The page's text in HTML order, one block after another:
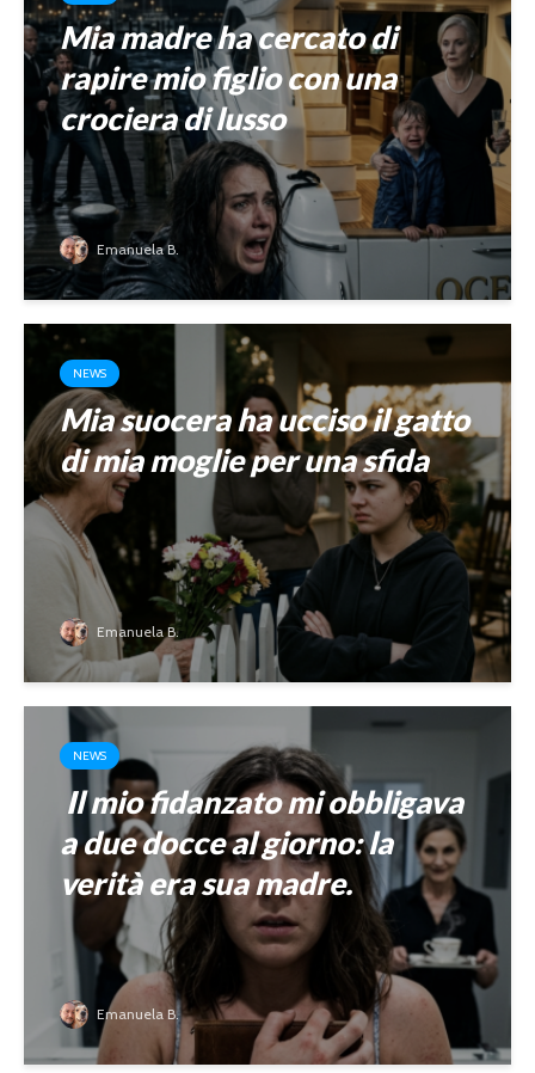
Mia madre ha cercato di
rapire mio figlio con una
crociera di lusso
Emanuela B.
NEWS
Mia suocera ha ucciso il gatto
di mia moglie per una sfida
Emanuela B.
NEWS
Il mio fidanzato mi obbligava
a due docce al giorno: la
verità era sua madre.
Emanuela B.